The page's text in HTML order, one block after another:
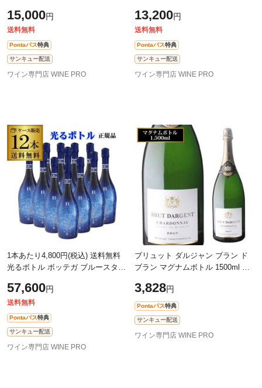
ロゼ スパークリング 長S
15,000円
送料無料
Pontaパス特典
サンキュー配送
ワイン専門店 WINE PRO
ークリング ケース 長S
13,200円
送料無料
Pontaパス特典
サンキュー配送
ワイン専門店 WINE PRO
1本あたり4,800円(税込) 送料無料
光るボトル ボッテガ ブルースター
57,600円
送料無料
Pontaパス特典
サンキュー配送
ワイン専門店 WINE PRO
ブリュット ダルジャン ブラン ド
ブラン マグナムボトル 1500ml シ
ン 辛口 泡 長S 母の日 父の日
3,828円
Pontaパス特典
サンキュー配送
ワイン専門店 WINE PRO